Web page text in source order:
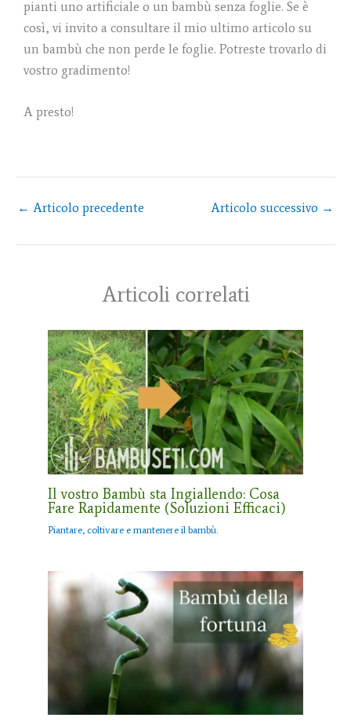
pianti uno artificiale o un bambù senza foglie. Se è
così, vi invito a consultare il mio ultimo articolo su
un bambù che non perde le foglie. Potreste trovarlo di
vostro gradimento!
A presto!
← Articolo precedente Articolo successivo →
Articoli correlati
Il vostro Bambù sta Ingiallendo: Cosa
Fare Rapidamente (Soluzioni Efficaci)
Piantare, coltivare e mantenere il bambù.